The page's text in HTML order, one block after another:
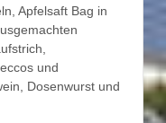
Apfelsaft Bag in
und
Dosenwurst und